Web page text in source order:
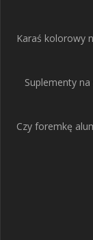
Karaś kolorowy
Suplementy
Czy foremkę